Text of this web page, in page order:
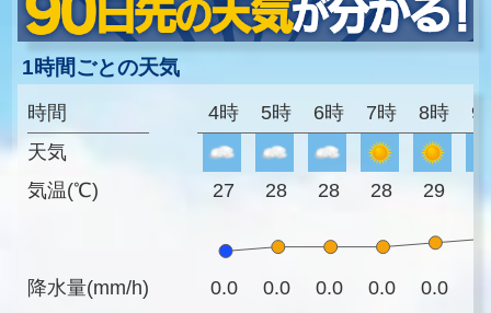
1時間ごとの天気
時間
天気
気温(℃)
降水量(mm/h)
4時 5時 6時 7時 8時 9
27 28 28 28 29
0.0 0.0 0.0 0.0 0.0